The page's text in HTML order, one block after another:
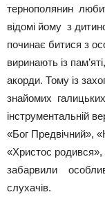
тернополянин
відомі йому з
починає битися з
виринають із
акорди. Тому із
знайомих
інструментальній
«Бог Предвічний»,
«Христос родився»,
забарвили
слухачів.